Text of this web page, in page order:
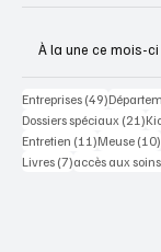
À la une ce mois-ci
Entreprises (49)49 posts
Dossiers spéciaux (21)
Entretien (11)11 posts
Meuse (10)
Livres (7)7 posts
accès aux soins